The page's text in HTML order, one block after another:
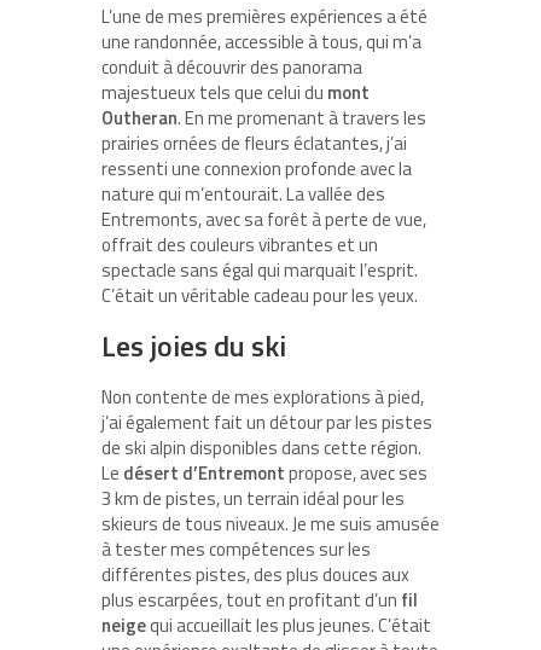
L’une de mes premières expériences a été
une randonnée, accessible à tous, qui m’a
conduit à découvrir des panorama
majestueux tels que celui du mont
Outheran. En me promenant à travers les
prairies ornées de fleurs éclatantes, j’ai
ressenti une connexion profonde avec la
nature qui m’entourait. La vallée des
Entremonts, avec sa forêt à perte de vue,
offrait des couleurs vibrantes et un
spectacle sans égal qui marquait l’esprit.
C’était un véritable cadeau pour les yeux.
Les joies du ski
Non contente de mes explorations à pied,
j’ai également fait un détour par les pistes
de ski alpin disponibles dans cette région.
Le désert d’Entremontpropose, avec ses
3 km de pistes, un terrain idéal pour les
skieurs de tous niveaux. Je me suis amusée
à tester mes compétences sur les
différentes pistes, des plus douces aux
plus escarpées, tout en profitant d’un fil
neigequi accueillait les plus jeunes. C’était